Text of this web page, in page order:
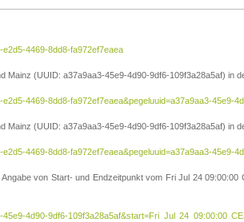
4469-8dd8-fa972ef7eaea
(UUID: a37a9aa3-45e9-4d90-9df6-109f3a28a5af) in
4469-8dd8-fa972ef7eaea&pegeluuid=a37a9aa3-45e9-
(UUID: a37a9aa3-45e9-4d90-9df6-109f3a28a5af) in
4469-8dd8-fa972ef7eaea&pegeluuid=a37a9aa3-45e9-
von Start- und Endzeitpunkt vom Fri Jul 24
45e9-4d90-9df6-109f3a28a5af&start=Fri Jul 24 09:00:00